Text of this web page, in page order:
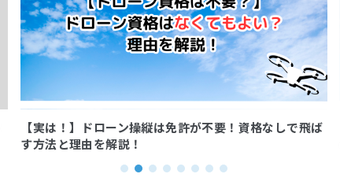
【実は！】ドローン操縦は免許が不要！資格なしで飛ば
す方法と理由を解説！